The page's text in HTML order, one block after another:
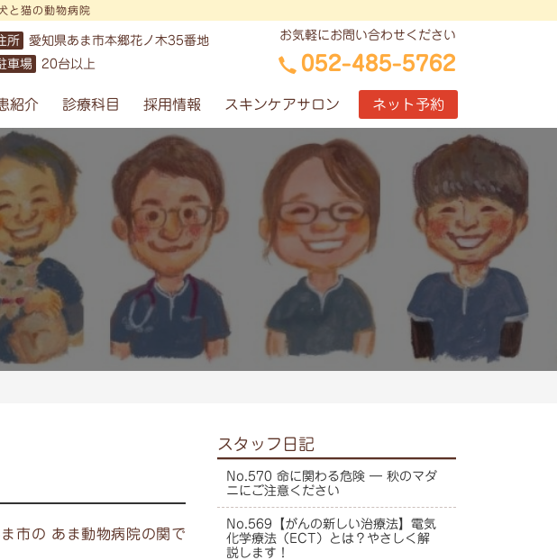
と猫の動物病院
所
愛知県あま市本郷花ノ木35番地
車場
20台以上
お気軽にお問い合わせください
052-485-5762
紹介 診療科目 採用情報 スキンケアサロン ネット予約
市の あま動物病院の関で
スタッフ日記
No.570 命に関わる危険 ― 秋のマダ
ニにご注意ください
No.569【がんの新しい治療法】電気
化学療法（ECT）とは？やさしく解
説します！